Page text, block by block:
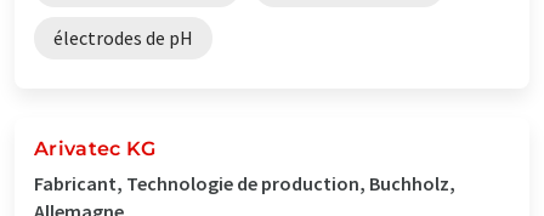
électrodes de pH
Arivatec KG
Fabricant, Technologie de production, Buchholz,
Allemagne